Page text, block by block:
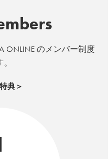
ONLINE のメンバー制度
典＞